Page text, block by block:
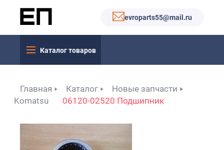
evroparts55@mail.ru
Каталог товаров
Главная Каталог
Новые запчасти
Komatsu
06120-02520 Подшипник